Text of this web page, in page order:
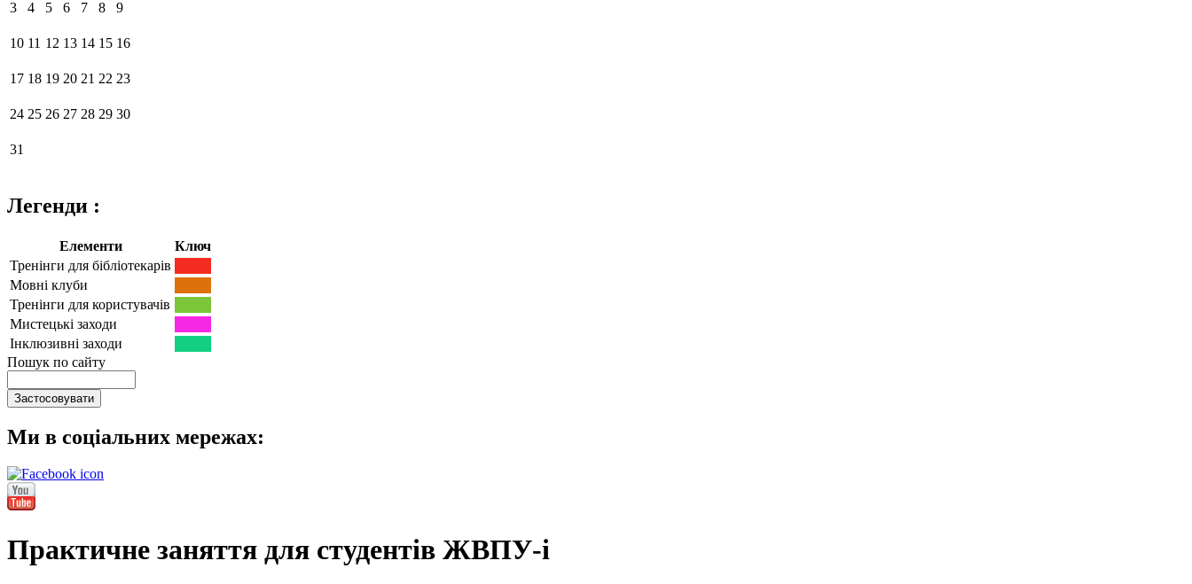
3 4 5 6 7 8 9
10 11 12 13 14 15 16
17 18 19 20 21 22 23
24 25 26 27 28 29 30
31
Легенди :
Елементи
Ключ
Тренінги для бібліотекарів
Мовні клуби
Тренінги для користувачів
Мистецькі заходи
Інклюзивні заходи
Пошук по сайту
Ми в соціальних мережах:
Практичне заняття для студентів ЖВПУ-і